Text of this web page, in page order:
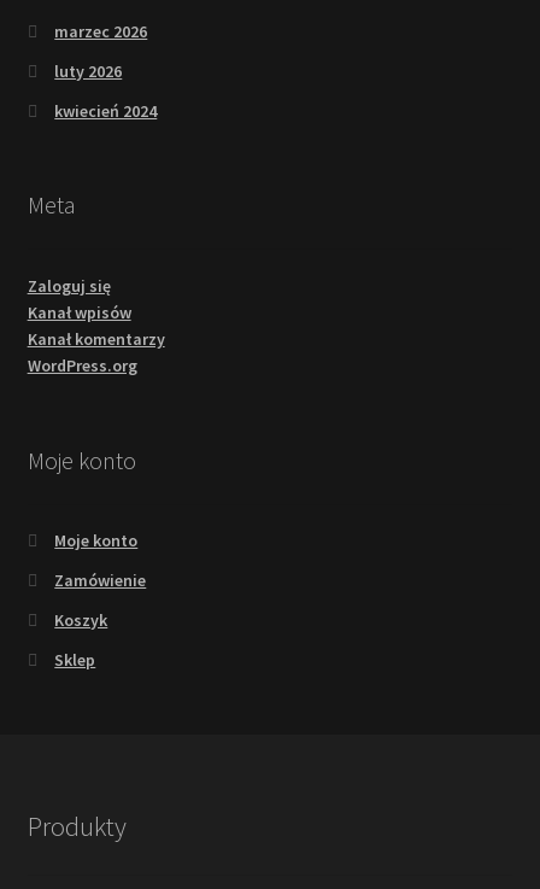
marzec 2026
luty 2026
kwiecień 2024
Meta
Zaloguj się
Kanał wpisów
Kanał komentarzy
WordPress.org
Moje konto
Moje konto
Zamówienie
Koszyk
Sklep
Produkty